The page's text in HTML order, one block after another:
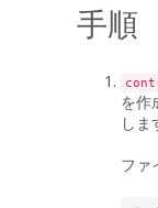
手順
を作
しま
ファ